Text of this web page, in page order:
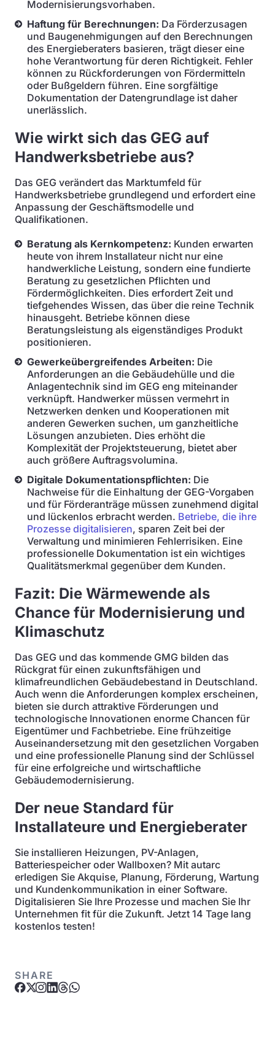
Modernisierungsvorhaben.
Haftung für Berechnungen: Da Förderzusagen
und Baugenehmigungen auf den Berechnungen
des Energieberaters basieren, trägt dieser eine
hohe Verantwortung für deren Richtigkeit. Fehler
können zu Rückforderungen von Fördermitteln
oder Bußgeldern führen. Eine sorgfältige
Dokumentation der Datengrundlage ist daher
unerlässlich.
Wie wirkt sich das GEG auf
Handwerksbetriebe aus?
Das GEG verändert das Marktumfeld für
Handwerksbetriebe grundlegend und erfordert eine
Anpassung der Geschäftsmodelle und
Qualifikationen.
Beratung als Kernkompetenz: Kunden erwarten
heute von ihrem Installateur nicht nur eine
handwerkliche Leistung, sondern eine fundierte
Beratung zu gesetzlichen Pflichten und
Fördermöglichkeiten. Dies erfordert Zeit und
tiefgehendes Wissen, das über die reine Technik
hinausgeht. Betriebe können diese
Beratungsleistung als eigenständiges Produkt
positionieren.
Gewerkeübergreifendes Arbeiten: Die
Anforderungen an die Gebäudehülle und die
Anlagentechnik sind im GEG eng miteinander
verknüpft. Handwerker müssen vermehrt in
Netzwerken denken und Kooperationen mit
anderen Gewerken suchen, um ganzheitliche
Lösungen anzubieten. Dies erhöht die
Komplexität der Projektsteuerung, bietet aber
auch größere Auftragsvolumina.
Digitale Dokumentationspflichten: Die
Nachweise für die Einhaltung der GEG-Vorgaben
und für Förderanträge müssen zunehmend digital
und lückenlos erbracht werden. Betriebe, die ihre
Prozesse digitalisieren, sparen Zeit bei der
Verwaltung und minimieren Fehlerrisiken. Eine
professionelle Dokumentation ist ein wichtiges
Qualitätsmerkmal gegenüber dem Kunden.
Fazit: Die Wärmewende als
Chance für Modernisierung und
Klimaschutz
Das GEG und das kommende GMG bilden das
Rückgrat für einen zukunftsfähigen und
klimafreundlichen Gebäudebestand in Deutschland.
Auch wenn die Anforderungen komplex erscheinen,
bieten sie durch attraktive Förderungen und
technologische Innovationen enorme Chancen für
Eigentümer und Fachbetriebe. Eine frühzeitige
Auseinandersetzung mit den gesetzlichen Vorgaben
und eine professionelle Planung sind der Schlüssel
für eine erfolgreiche und wirtschaftliche
Gebäudemodernisierung.
Der neue Standard für
Installateure und Energieberater
Sie installieren Heizungen, PV-Anlagen,
Batteriespeicher oder Wallboxen? Mit autarc
erledigen Sie Akquise, Planung, Förderung, Wartung
und Kundenkommunikation in einer Software.
Digitalisieren Sie Ihre Prozesse und machen Sie Ihr
Unternehmen fit für die Zukunft. Jetzt 14 Tage lang
kostenlos testen!
SHARE